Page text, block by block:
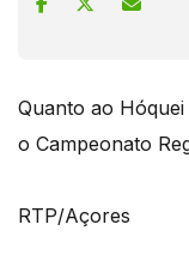
Quanto ao
o Campeonato
RTP/Açores